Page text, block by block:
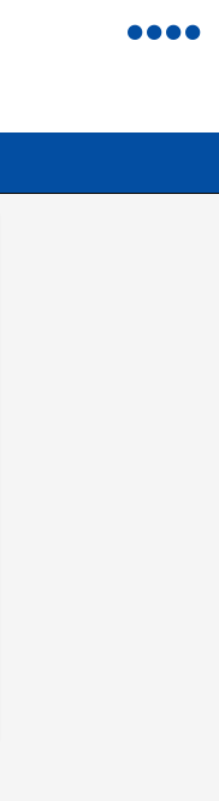
Menu